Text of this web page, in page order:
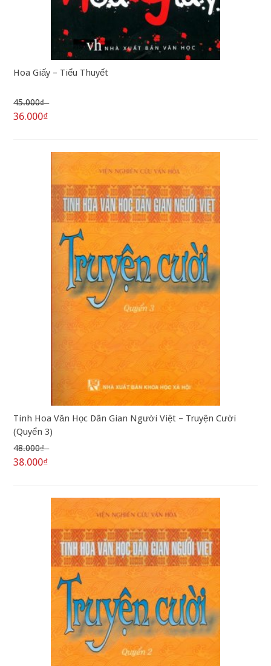
Hoa Giấy – Tiểu Thuyết
45.000₫
36.000₫
Tinh Hoa Văn Học Dân Gian Người Việt – Truyện Cười
(Quyển 3)
48.000₫
38.000₫